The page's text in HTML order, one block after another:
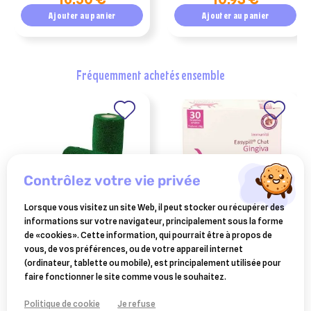
Ajouter au panier Ajouter au panier
fréquemment achetés ensemble
BIOVE
hoof fit tape 4,5m x 10 cm
boite de 12
29,50 €
OSALIA
easypill gingiva chat
11,10 €
contrôlez votre vie privée
Lorsque vous visitez un site Web, il peut stocker ou récupérer des
informations sur votre navigateur, principalement sous la forme
de «cookies». Cette information, qui pourrait être à propos de
vous, de vos préférences, ou de votre appareil internet
(ordinateur, tablette ou mobile), est principalement utilisée pour
faire fonctionner le site comme vous le souhaitez.
Politique de cookie Je refuse